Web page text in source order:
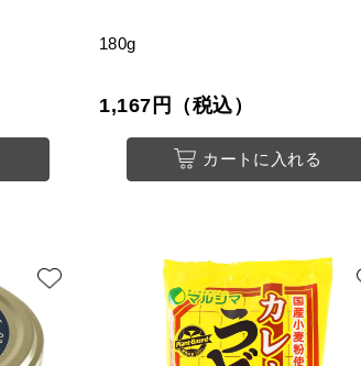
180g
1,167円（税込）
カートに入れる